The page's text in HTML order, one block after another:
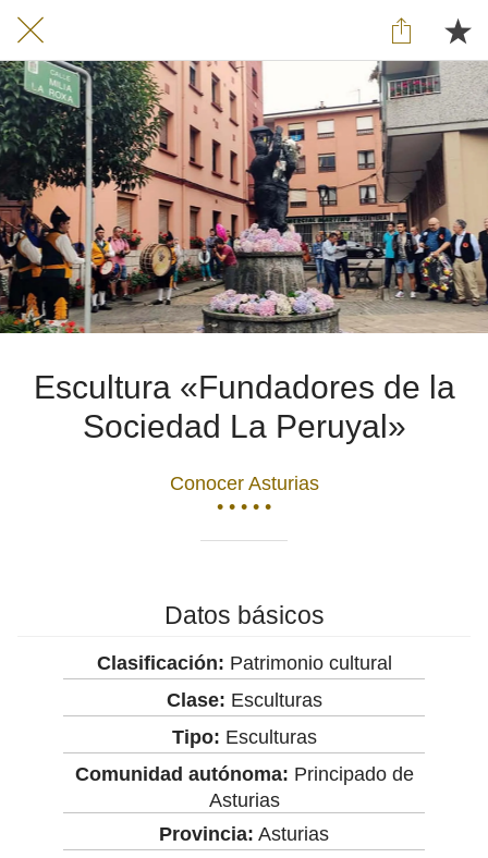
Escultura «Fundadores de la
Sociedad La Peruyal»
Conocer Asturias
• • • • •
Datos básicos
Clasificación: Patrimonio cultural
Clase: Esculturas
Tipo: Esculturas
Comunidad autónoma: Principado de
Asturias
Provincia: Asturias